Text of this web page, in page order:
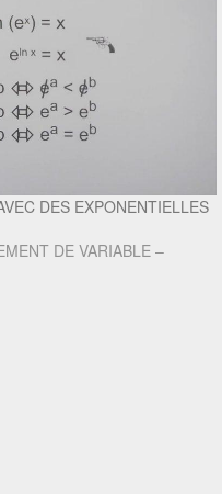
DES EXPONENTIELLES
DE VARIABLE –